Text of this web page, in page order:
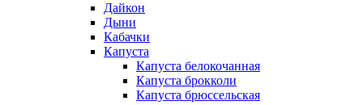
Дайкон
Дыни
Кабачки
Капуста
Капуста белокочанная
Капуста брокколи
Капуста брюссельская